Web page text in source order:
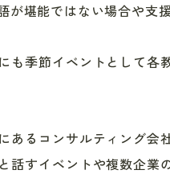
が堪能ではない場合や支
も季節イベントとして各
あるコンサルティング
話すイベントや複数企